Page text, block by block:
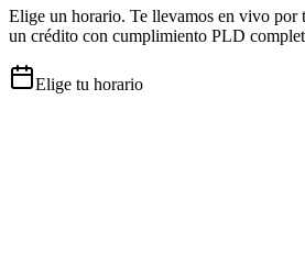
Elige un horario. Te llevamos en vivo
un crédito con cumplimiento PLD
Elige tu horario